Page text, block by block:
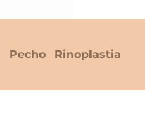
Pecho Rinoplastia